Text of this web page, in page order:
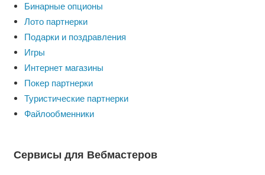
Бинарные опционы
Лото партнерки
Подарки и поздравления
Игры
Интернет магазины
Покер партнерки
Туристические партнерки
Файлообменники
Сервисы для Вебмастеров